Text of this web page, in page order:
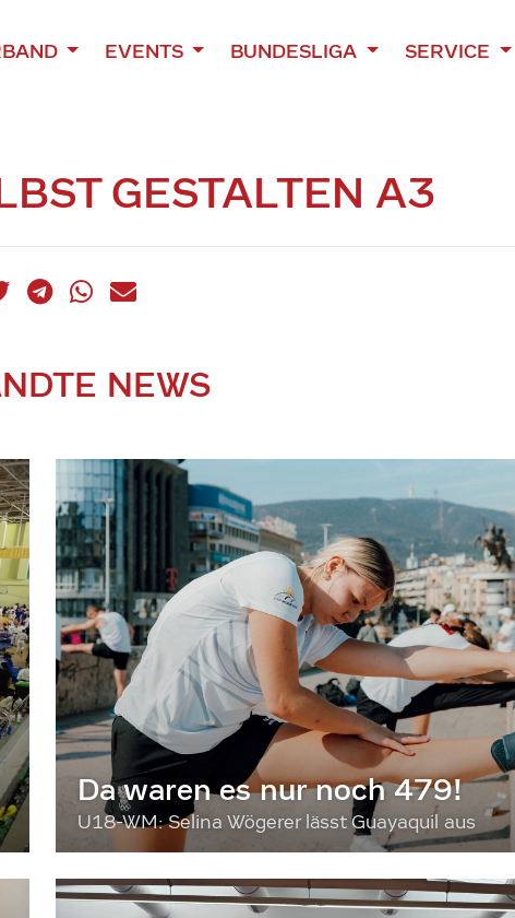
EVENTS BUNDESLIGA SERVICE
GESTALTEN A3
NEWS
Da waren es nur noch 479!
U18-WM: Selina Wögerer lässt Guayaquil aus